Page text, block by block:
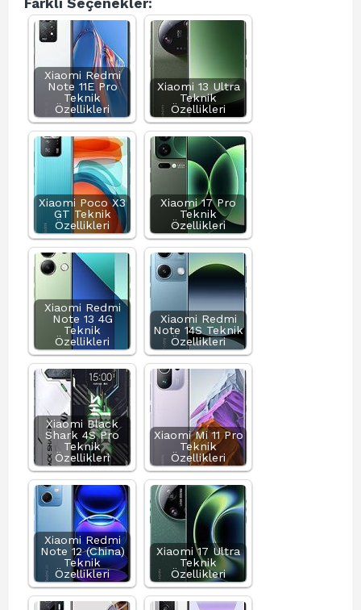
Farklı Seçenekler:
Xiaomi Redmi
Note 11E Pro
Teknik
Özellikleri
Xiaomi 13 Ultra
Teknik
Özellikleri
Xiaomi Poco X3
GT Teknik
Özellikleri
Xiaomi 17 Pro
Teknik
Özellikleri
Xiaomi Redmi
Note 13 4G
Teknik
Özellikleri
Xiaomi Redmi
Note 14S Teknik
Özellikleri
Xiaomi Black
Shark 4S Pro
Teknik
Özellikleri
Xiaomi Mi 11 Pro
Teknik
Özellikleri
Xiaomi Redmi
Note 12 (China)
Teknik
Özellikleri
Xiaomi 17 Ultra
Teknik
Özellikleri